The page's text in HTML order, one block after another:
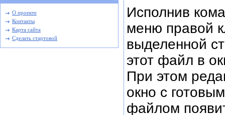
О проекте
Контакты
Карта сайта
Сделать стартовой
Исполнив
меню правой
выделенной
этот файл в
При этом
окно с
файлом